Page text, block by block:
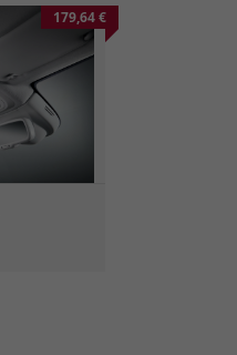
179,64 €